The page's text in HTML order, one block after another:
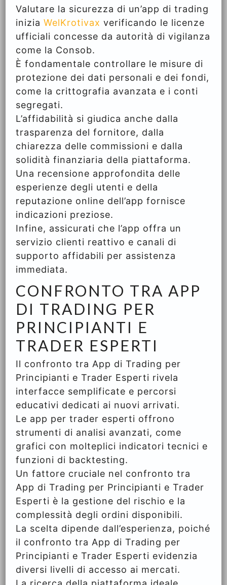
Valutare la sicurezza di un’app di trading
iniziaWelKrotivax verificando le licenze
ufficiali concesse da autorità di vigilanza
come la Consob.
È fondamentale controllare le misure di
protezione dei dati personali e dei fondi,
come la crittografia avanzata e i conti
segregati.
L’affidabilità si giudica anche dalla
trasparenza del fornitore, dalla
chiarezza delle commissioni e dalla
solidità finanziaria della piattaforma.
Una recensione approfondita delle
esperienze degli utenti e della
reputazione online dell’app fornisce
indicazioni preziose.
Infine, assicurati che l’app offra un
servizio clienti reattivo e canali di
supporto affidabili per assistenza
immediata.
CONFRONTO TRA APP
DI TRADING PER
PRINCIPIANTI E
TRADER ESPERTI
Il confronto tra App di Trading per
Principianti e Trader Esperti rivela
interfacce semplificate e percorsi
educativi dedicati ai nuovi arrivati.
Le app per trader esperti offrono
strumenti di analisi avanzati, come
grafici con molteplici indicatori tecnici e
funzioni di backtesting.
Un fattore cruciale nel confronto tra
App di Trading per Principianti e Trader
Esperti è la gestione del rischio e la
complessità degli ordini disponibili.
La scelta dipende dall’esperienza, poiché
il confronto tra App di Trading per
Principianti e Trader Esperti evidenzia
diversi livelli di accesso ai mercati.